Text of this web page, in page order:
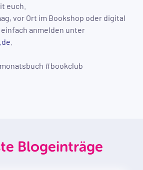
euch.
vor Ort im Bookshop oder digital
einfach anmelden unter
#bookclub
Blogeinträge